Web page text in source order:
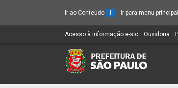
Ir ao Conteúdo 1 Ir para menu principal
Acesso à informação e-sic (Link
um
novo
Ouvidoria